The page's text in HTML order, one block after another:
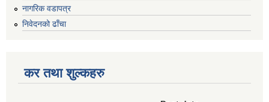
नागरिक वडापत्र
निवेदनको ढाँचा
कर तथा शुल्कहरु